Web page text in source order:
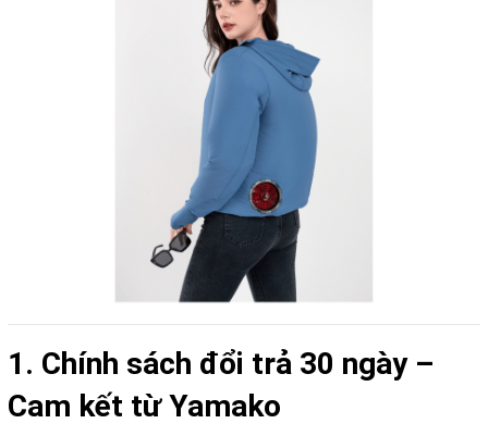
1. Chính sách đổi trả 30 ngày –
Cam kết từ Yamako